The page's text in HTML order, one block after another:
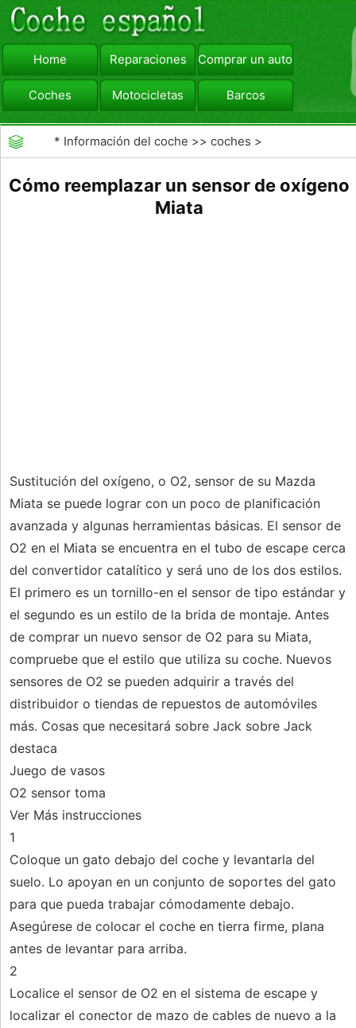
Home Reparaciones Comprar un automóvil
Coches Motocicletas Barcos
viajar Camiones
* Información del coche >>coches >
Cómo reemplazar un sensor de oxígeno
Miata
Sustitución del oxígeno, o O2, sensor de su Mazda
Miata se puede lograr con un poco de planificación
avanzada y algunas herramientas básicas. El sensor de
O2 en el Miata se encuentra en el tubo de escape cerca
del convertidor catalítico y será uno de los dos estilos.
El primero es un tornillo-en el sensor de tipo estándar y
el segundo es un estilo de la brida de montaje. Antes
de comprar un nuevo sensor de O2 para su Miata,
compruebe que el estilo que utiliza su coche. Nuevos
sensores de O2 se pueden adquirir a través del
distribuidor o tiendas de repuestos de automóviles
más. Cosas que necesitará sobre Jack sobre Jack
destaca
Juego de vasos
O2 sensor toma
Ver Más instrucciones
1
Coloque un gato debajo del coche y levantarla del
suelo. Lo apoyan en un conjunto de soportes del gato
para que pueda trabajar cómodamente debajo.
Asegúrese de colocar el coche en tierra firme, plana
antes de levantar para arriba.
2
Localice el sensor de O2 en el sistema de escape y
localizar el conector de mazo de cables de nuevo a la